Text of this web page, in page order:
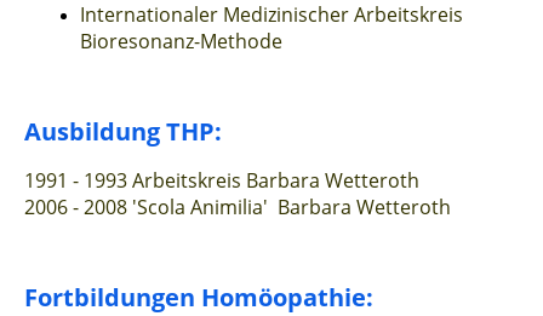
Internationaler Medizinischer Arbeitskreis
Bioresonanz-Methode
Ausbildung THP:
1991 - 1993 Arbeitskreis Barbara Wetteroth
2006 - 2008 'Scola Animilia' Barbara Wetteroth
Fortbildungen Homöopathie: